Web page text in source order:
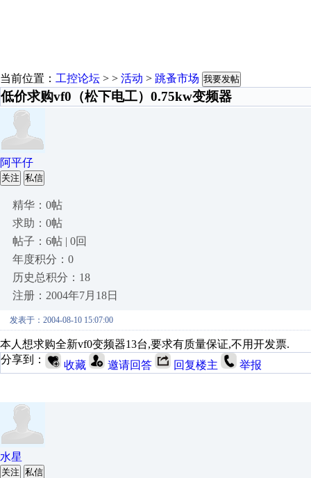
当前位置： 工控论坛 > > 活动 > 跳蚤市场 我要发帖
低价求购vf0（松下电工）0.75kw变频器
阿平仔
关注 私信
精华：0帖
求助：0帖
帖子：6帖 | 0回
年度积分：0
历史总积分：18
注册：2004年7月18日
发表于：2004-08-10 15:07:00
本人想求购全新vf0变频器13台,要求有质量保证,不用开发票.
分享到：
收藏 邀请回答 回复楼主 举报
水星
关注 私信